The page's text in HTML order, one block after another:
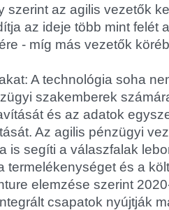
szerint az agilis vezetők
az ideje több mint felét
- míg más vezetők
A technológia soha
szakemberek
és az adatok
Az agilis pénzügyi
is segíti a válaszfalak
termelékenységet és a
elemzése szerint
csapatok nyújtják